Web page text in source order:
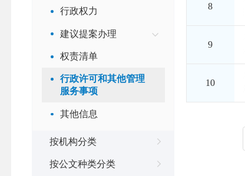
行政权力
建议提案办理
权责清单
行政许可和其他管理
服务事项
其他信息
按机构分类
按公文种类分类
8
9
10